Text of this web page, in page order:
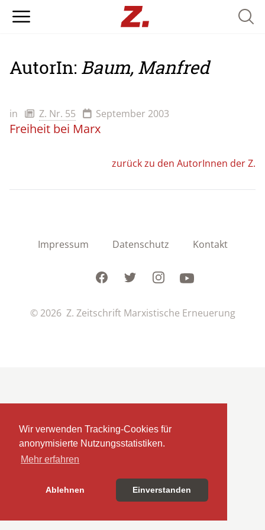
Wir verwenden Tracking-Cookies für
anonymisierte Nutzungsstatistiken.
Mehr erfahren
Ablehnen Einverstanden
AutorIn: Baum, Manfred
in Z. Nr. 55 September 2003
Freiheit bei Marx
zurück zu den AutorInnen der Z.
Impressum Datenschutz Kontakt
FacebookTwitterInstagramYoutube
© 2026 Z. Zeitschrift Marxistische Erneuerung